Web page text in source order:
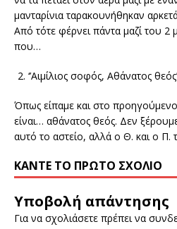
μανταρίνια ταρακουνήθηκαν
Από τότε φέρνει πάντα μαζί του 2
που…
‘’Αιμίλιος σοφός, Αθάνατος
Όπως είπαμε και στο
είναι… αθάνατος θεός. Δεν
αυτό το αστείο, αλλά ο Θ. και ο Π.
ΚΆΝΤΕ ΤΟ ΠΡΏΤΟ ΣΧΌΛΙΟ
Υποβολή απάντησης
Για να σχολιάσετε πρέπει να